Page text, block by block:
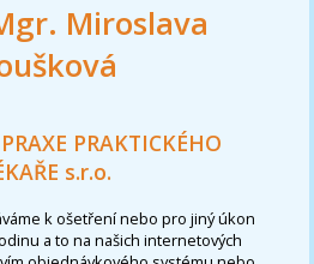
Miroslava
PRAKTICKÉHO
s.r.o.
k ošetření nebo pro jiný úkon
a to na našich internetových